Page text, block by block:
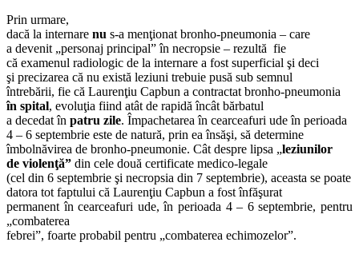
Prin urmare,
dacă la internare nu s-a menţionat bronho-pneumonia – care
a devenit „personaj principal” în necropsie – rezultă fie
că examenul radiologic de la internare a fost superficial şi deci
şi precizarea că nu există leziuni trebuie pusă sub semnul
întrebării, fie că Laurenţiu Capbun a contractat bronho-pneumonia
în spital, evoluţia fiind atât de rapidă încât bărbatul
a decedat în patru zile. Împachetarea în cearceafuri ude în perioada
4 – 6 septembrie este de natură, prin ea însăşi, să determine
îmbolnăvirea de bronho-pneumonie. Cât despre lipsa „leziunilor
de violenţă” din cele două certificate medico-legale
(cel din 6 septembrie şi necropsia din 7 septembrie), aceasta se poate
datora tot faptului că Laurenţiu Capbun a fost înfăşurat
permanent în cearceafuri ude, în perioada 4 – 6 septembrie, pentru
„combaterea
febrei”, foarte probabil pentru „combaterea echimozelor”.